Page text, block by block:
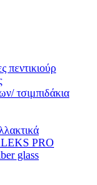
πεντικιούρ
τσιμπιδάκια
PRO
glass